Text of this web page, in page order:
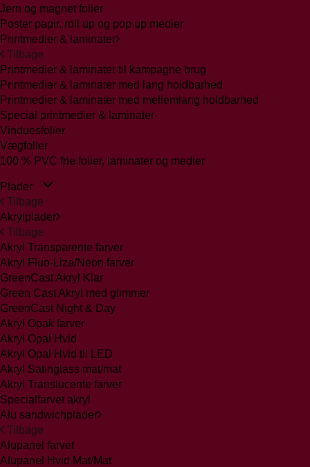
Jern og magnet folier
Poster papir, roll up og pop up medier
Printmedier & laminater
Tilbage
Printmedier & laminater til kampagne brug
Printmedier & laminater med lang holdbarhed
Printmedier & laminater med mellemlang holdbarhed
Special printmedier & laminater
Vinduesfolier
Vægfolier
100 % PVC frie folier, laminater og medier
Plader
Tilbage
Akrylplader
Tilbage
Akryl Transparente farver
Akryl Fluo-Liza/Neon farver
GreenCast Akryl Klar
Green Cast Akryl med glimmer
GreenCast Night & Day
Akryl Opak farver
Akryl Opal Hvid
Akryl Opal Hvid til LED
Akryl Satinglass mat/mat
Akryl Translucente farver
Specialfarvet akryl
Alu sandwichplader
Tilbage
Alupanel farvet
Alupanel Hvid Mat/Mat